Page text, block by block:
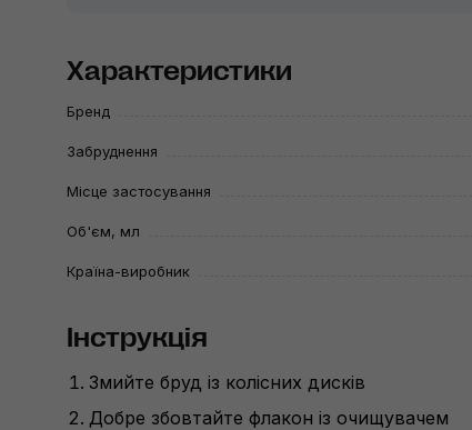
Характеристики
Бренд
Забруднення
Місце застосування
Об'єм, мл
Країна-виробник
Інструкція
Змийте бруд із колісних дисків
Добре збовтайте флакон із очищувачем